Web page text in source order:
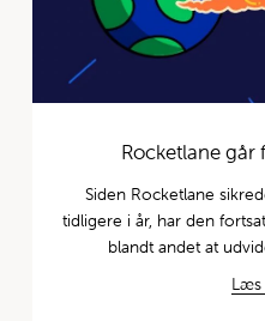
Rocketlane går
Siden Rocketlane
tidligere i år, har den
blandt andet at
Læs
Politik for CSR og